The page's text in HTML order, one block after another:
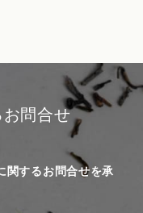
問合せ
関するお問合せを承